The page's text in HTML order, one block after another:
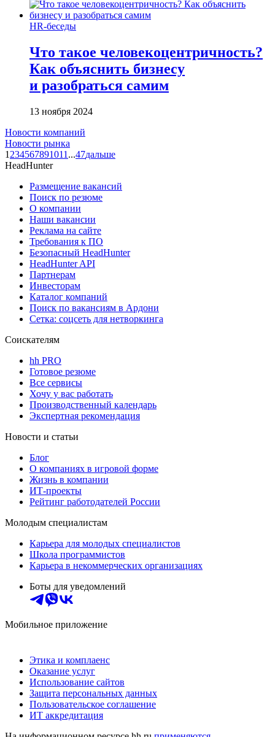
HR-беседы
Что такое человеко­центричность?
Как объяснить бизнесу
и разобраться самим
13 ноября 2024
Новости компаний
Новости рынка
1 234567891011 ...47дальше
HeadHunter
Размещение вакансий
Поиск по резюме
О компании
Наши вакансии
Реклама на сайте
Требования к ПО
Безопасный HeadHunter
HeadHunter API
Партнерам
Инвесторам
Каталог компаний
Поиск по вакансиям в Ардони
Сетка: соцсеть для нетворкинга
Соискателям
hh PRO
Готовое резюме
Все сервисы
Хочу у вас работать
Производственный календарь
Экспертная рекомендация
Новости и статьи
Блог
О компаниях в игровой форме
Жизнь в компании
ИТ-проекты
Рейтинг работодателей России
Молодым специалистам
Карьера для молодых специалистов
Школа программистов
Карьера в некоммерческих организациях
Боты для уведомлений
Мобильное приложение
Этика и комплаенс
Оказание услуг
Использование сайтов
Защита персональных данных
Пользовательское соглашение
ИТ аккредитация